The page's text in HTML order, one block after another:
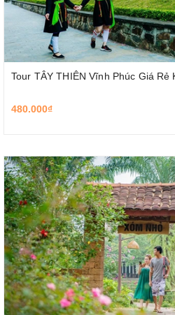
Tour TÂY THIÊN Vĩnh Phúc Giá Rẻ
480.000₫